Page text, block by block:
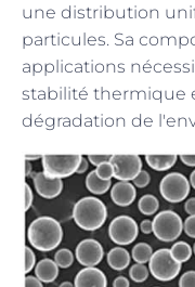
une distribution
particules. Sa
applications
stabilité thermique
dégradation de